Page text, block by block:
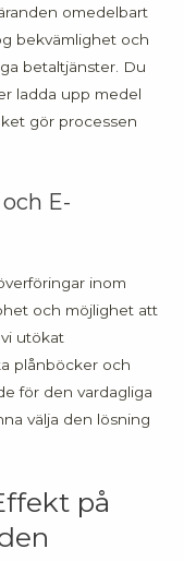
omedelbart
bekvämlighet och
betaltjänster. Du
ladda upp medel
gör processen
E-
inom
och möjlighet att
utökat
plånböcker och
för den vardagliga
välja den lösning
på